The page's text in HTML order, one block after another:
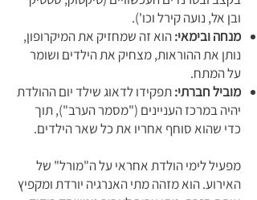
ובן אל, נועה קירל וכו').
מנחה ובימאי:הוא זה שמחזיק את המיקרופון,
נותן את ההוראות, מצחיק את הילדים ושומר
על המתח.
מוביל חברתי:תפקידו לדאוג שילד יום ההולדת
יהיה במרכז העניינים ("מסמר הערב"), תוך
כדי שהוא סוחף אחריו את כל שאר הילדים.
מפעיל לימי הולדת אחראי על ה"מורל" של
האירוע. הוא מזהה מתי האנרגיה יורדת ומקפיץ